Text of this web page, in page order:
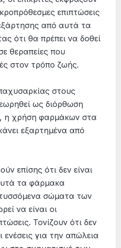
επιπτώσεις
από αυτά τα
ότι θα πρέπει να δοθεί
θεραπείες που
στον τρόπο ζωής.
στους
ως διόρθωση
η χρήση φαρμάκων στα
εξαρτημένα από
επίσης ότι δεν είναι
τα φάρμακα
σώματα των
να είναι οι
Τονίζουν ότι δεν
για την απώλεια